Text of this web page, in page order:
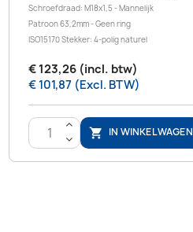
Schroefdraad: M18x1,5 - Mannelijk
Patroon 63,2mm - Geen ring
ISO15170 Stekker: 4-polig naturel
€ 123,26 (incl. btw)
€ 101,87 (Excl. BTW)
>
<
 IN WINKELWAGEN